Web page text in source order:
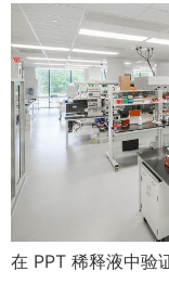
在 PPT 稀释液中验